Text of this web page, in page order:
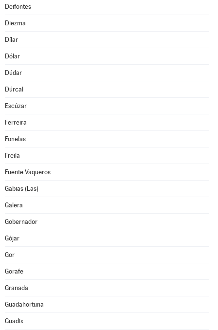
Deifontes
Diezma
Dílar
Dólar
Dúdar
Dúrcal
Escúzar
Ferreira
Fonelas
Freila
Fuente Vaqueros
Gabias (Las)
Galera
Gobernador
Gójar
Gor
Gorafe
Granada
Guadahortuna
Guadix